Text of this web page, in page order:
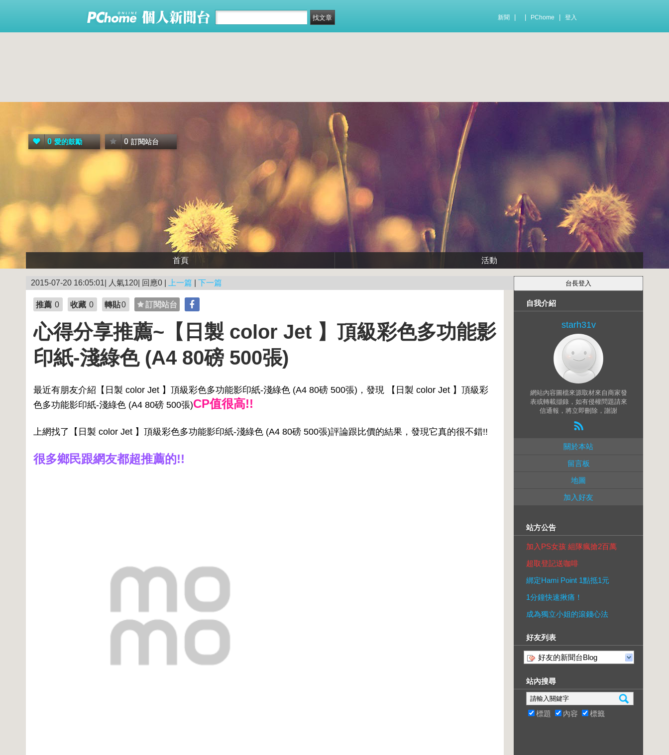
新聞 PChome 登入
0 愛的鼓勵 0 訂閱站台
首頁 活動
2015-07-20 16:05:01| 人氣120| 回應0 | 上一篇 下一篇
推薦 0 收藏 0 轉貼0 訂閱站台
心得分享推薦~【日製 color Jet 】頂級彩色多功能影
印紙-淺綠色 (A4 80磅 500張)
最近有朋友介紹【日製 color Jet 】頂級彩色多功能影印紙-淺綠色 (A4 80磅 500張)，發現 【日製 color Jet 】頂級彩
色多功能影印紙-淺綠色 (A4 80磅 500張)CP值很高!!
上網找了【日製 color Jet 】頂級彩色多功能影印紙-淺綠色 (A4 80磅 500張)評論跟比價的結果，發現它真的很不錯!!
很多鄉民跟網友都超推薦的!!
自我介紹
starh31v
網站內容圖檔來源取材來自商家發
表或轉載擷錄，如有侵權問題請來
信通報，將立即刪除，謝謝
關於本站
留言板
地圖
加入好友
站方公告
加入PS女孩 組隊瘋搶2百萬
超取登記送咖啡
綁定Hami Point 1點抵1元
1分鐘快速揪痛！
成為獨立小姐的滾錢心法
好友列表
好友的新聞台Blog
站內搜尋
標題 內容 標籤